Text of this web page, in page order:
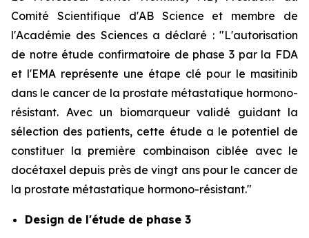
Comité Scientifique d'AB Science et membre de
l'Académie des Sciences a déclaré : "L'autorisation
de notre étude confirmatoire de phase 3 par la FDA
et l'EMA représente une étape clé pour le masitinib
dans le cancer de la prostate métastatique hormono-
résistant. Avec un biomarqueur validé guidant la
sélection des patients, cette étude a le potentiel de
constituer la première combinaison ciblée avec le
docétaxel depuis près de vingt ans pour le cancer de
la prostate métastatique hormono-résistant."
Design de l'étude de phase 3